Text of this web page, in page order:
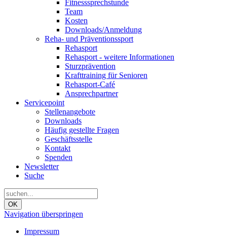
Fitnesssprechstunde
Team
Kosten
Downloads/Anmeldung
Reha- und Präventionssport
Rehasport
Rehasport - weitere Informationen
Sturzprävention
Krafttraining für Senioren
Rehasport-Café
Ansprechpartner
Servicepoint
Stellenangebote
Downloads
Häufig gestellte Fragen
Geschäftsstelle
Kontakt
Spenden
Newsletter
Suche
OK
Navigation überspringen
Impressum